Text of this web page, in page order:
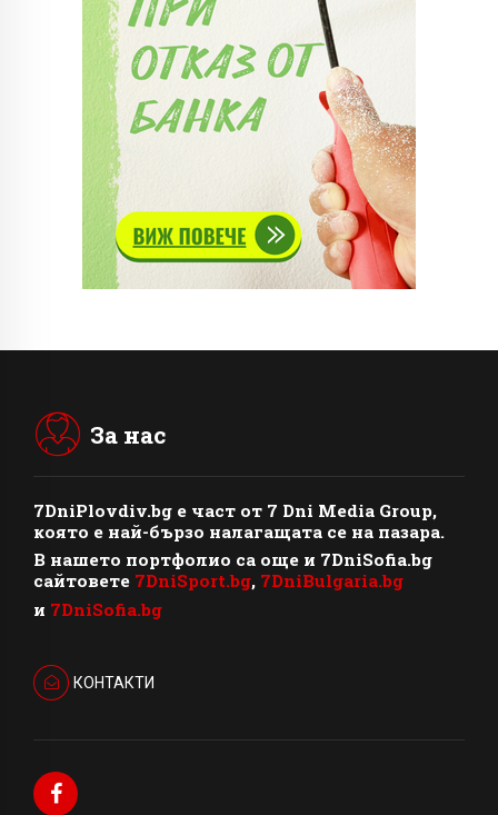
За нас
7DniPlovdiv.bg e част от 7 Dni Media Group,
която е най-бързо налагащата се на пазара.
В нашето портфолио са още и 7DniSofia.bg
сайтовете 7DniSport.bg, 7DniBulgaria.bg
и 7DniSofia.bg
КОНТАКТИ